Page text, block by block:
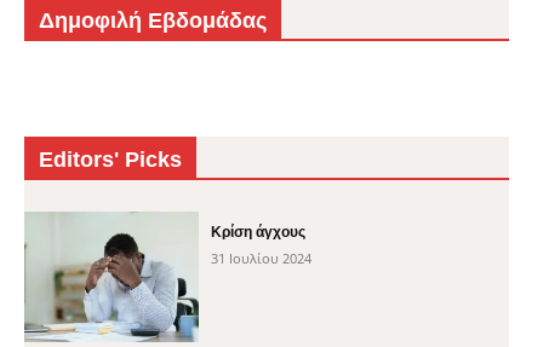
Δημοφιλή Εβδομάδας
Editors' Picks
Κρίση άγχους
31 Ιουλίου 2024